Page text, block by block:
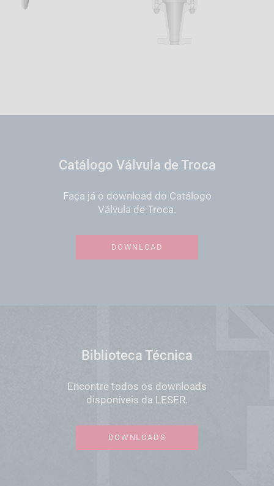
Catálogo Válvula de Troca
Faça já o download do Catálogo
Válvula de Troca.
DOWNLOAD
Biblioteca Técnica
Encontre todos os downloads
disponíveis da LESER.
DOWNLOADS